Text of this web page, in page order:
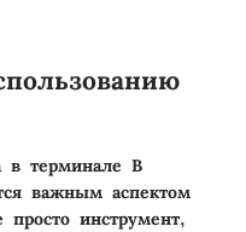
в терминале B
важным аспектом
инструмент,